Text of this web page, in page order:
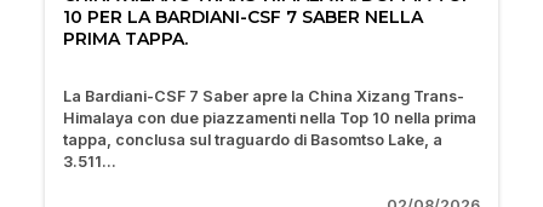
10 PER LA BARDIANI-CSF 7 SABER NELLA
PRIMA TAPPA.
La Bardiani-CSF 7 Saber apre la China Xizang Trans-
Himalaya con due piazzamenti nella Top 10 nella prima
tappa, conclusa sul traguardo di Basomtso Lake, a
3.511...